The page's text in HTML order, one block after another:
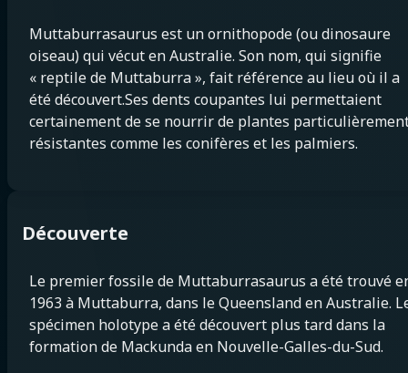
Muttaburrasaurus est un ornithopode (ou dinosaure
oiseau) qui vécut en Australie. Son nom, qui signifie
« reptile de Muttaburra », fait référence au lieu où il a
été découvert.Ses dents coupantes lui permettaient
certainement de se nourrir de plantes
résistantes comme les conifères et les palmiers.
Découverte
Le premier fossile de Muttaburrasaurus a été trouvé
1963 à Muttaburra, dans le Queensland en Australie.
spécimen holotype a été découvert plus tard dans la
formation de Mackunda en Nouvelle-Galles-du-Sud.